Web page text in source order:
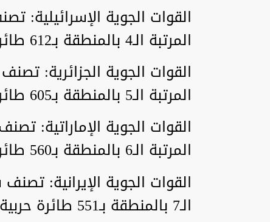
المرتبة الـ4 بالمنطقة بـ612 طائرة حربية.
المرتبة الـ5 بالمنطقة بـ605 طائرة حربية.
المرتبة الـ6 بالمنطقة بـ560 طائرة حربية.
الـ7 بالمنطقة بـ551 طائرة حربية.